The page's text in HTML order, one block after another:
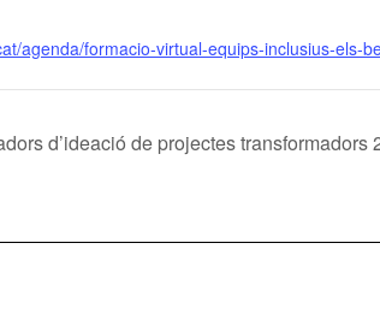
agenda/formacio-virtual-equips-inclusius-els-
d’ideació de projectes transformadors